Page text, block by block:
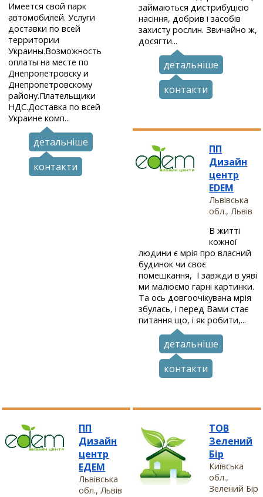
Имеется свой парк
автомобилей. Услуги
доставки по всей
территории
Украины.Возможность
оплаты на месте по
Днепропетровску и
Днепропетровскому
району.Плательщики
НДС.Доставка по всей
Украине комп...
детальніше
контакти
займаються дистрибуцією
насіння, добрив і засобів
захисту рослин. Звичайно ж,
досягти...
детальніше
контакти
ПП
Дизайн
центр
EDEM
Львівська
обл., Львів
В житті
кожної
людини є мрія про власний
будинок чи своє
помешкання, І завжди в уяві
ми малюємо гарні картинки.
Та ось довгоочікувана мрія
збулась, і перед Вами стає
питання що, і як робити,...
детальніше
контакти
ПП
Дизайн
центр
ЕДЕМ
Львівська
обл., Львів
ТОВ
Зелений
Бір
Київська
обл.,
Зелений Бір